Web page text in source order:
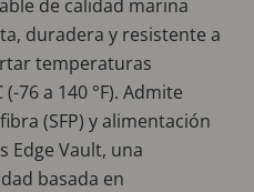
de calidad marina
duradera y resistente a
temperaturas
76 a 140 °F). Admite
(SFP) y alimentación
Edge Vault, una
basada en